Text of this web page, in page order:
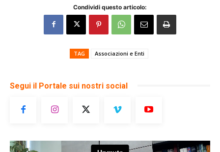
Condividi questo articolo:
TAG Associazioni e Enti
Segui il Portale sui nostri social